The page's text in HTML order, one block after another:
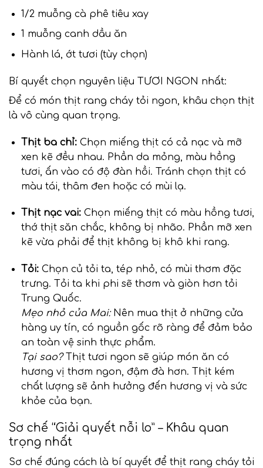
1/2 muỗng cà phê tiêu xay
1 muỗng canh dầu ăn
Hành lá, ớt tươi (tùy chọn)
Bí quyết chọn nguyên liệu TƯƠI NGON nhất:
Để có món thịt rang cháy tỏi ngon, khâu chọn thịt
là vô cùng quan trọng.
Thịt ba chỉ:Chọn miếng thịt có cả nạc và mỡ
xen kẽ đều nhau. Phần da mỏng, màu hồng
tươi, ấn vào có độ đàn hồi. Tránh chọn thịt có
màu tái, thâm đen hoặc có mùi lạ.
Thịt nạc vai:Chọn miếng thịt có màu hồng tươi,
thớ thịt săn chắc, không bị nhão. Phần mỡ xen
kẽ vừa phải để thịt không bị khô khi rang.
Tỏi:Chọn củ tỏi ta, tép nhỏ, có mùi thơm đặc
trưng. Tỏi ta khi phi sẽ thơm và giòn hơn tỏi
Trung Quốc.
Mẹo nhỏ của Mai:Nên mua thịt ở những cửa
hàng uy tín, có nguồn gốc rõ ràng để đảm bảo
an toàn vệ sinh thực phẩm.
Tại sao?Thịt tươi ngon sẽ giúp món ăn có
hương vị thơm ngon, đậm đà hơn. Thịt kém
chất lượng sẽ ảnh hưởng đến hương vị và sức
khỏe của bạn.
Sơ chế “Giải quyết nỗi lo” – Khâu quan
trọng nhất
Sơ chế đúng cách là bí quyết để thịt rang cháy tỏi